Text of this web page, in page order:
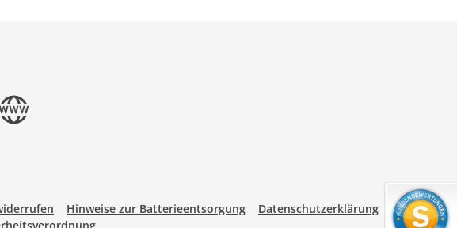
Website
Hinweise zur Batterieentsorgung
Datenschutzerklärung